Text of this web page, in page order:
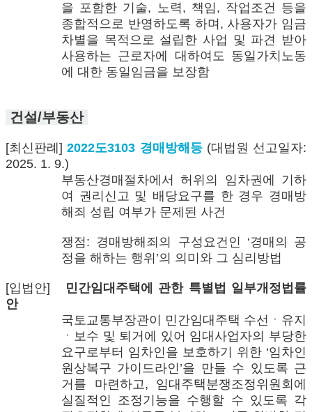
을 포함한 기술, 노력, 책임, 작업조건 등을
종합적으로 반영하도록 하며, 사용자가 임금
차별을 목적으로 설립한 사업 및 파견 받아
사용하는 근로자에 대하여도 동일가치노동
에 대한 동일임금을 보장함
건설/부동산
[최신판례] 2022도3103 경매방해등 (대법원 선고일자:
2025. 1. 9.)
부동산경매절차에서 허위의 임차권에 기하
여 권리신고 및 배당요구를 한 경우 경매방
해죄 성립 여부가 문제된 사건
쟁점: 경매방해죄의 구성요건인 ‘경매의 공
정을 해하는 행위’의 의미와 그 심리방법
[입법안] 민간임대주택에 관한 특별법 일부개정법률
안
국토교통부장관이 민간임대주택 수선ㆍ유지
ㆍ보수 및 퇴거에 있어 임대사업자의 부당한
요구로부터 임차인을 보호하기 위한 ‘임차인
원상복구 가이드라인’을 만들 수 있도록 근
거를 마련하고, 임대주택분쟁조정위원회에
실질적인 조정기능을 수행할 수 있도록 각